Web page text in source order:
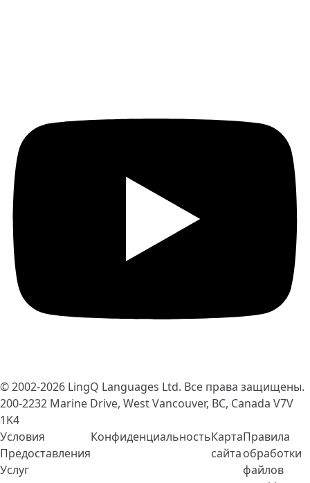
© 2002-2026 LingQ Languages Ltd. Все права защищены.
200-2232 Marine Drive, West Vancouver, BC, Canada V7V
1K4
Условия
Предоставления
Услуг
КонфиденциальностьКарта
сайта
Правила
обработки
файлов